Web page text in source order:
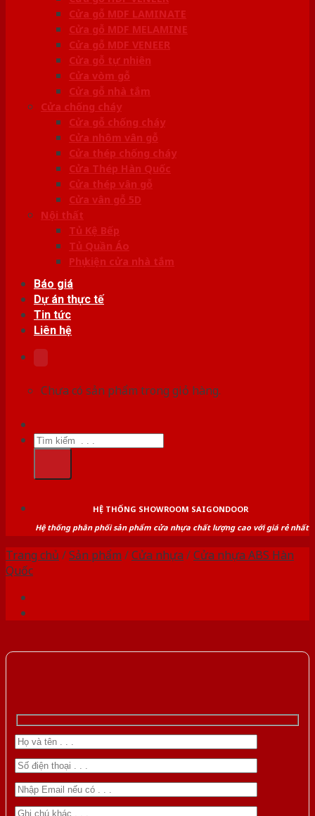
Cửa gỗ MDF LAMINATE
Cửa gỗ MDF MELAMINE
Cửa gỗ MDF VENEER
Cửa gỗ tự nhiên
Cửa vòm gỗ
Cửa gỗ nhà tắm
Cửa chống cháy
Cửa gỗ chống cháy
Cửa nhôm vân gỗ
Cửa thép chống cháy
Cửa Thép Hàn Quốc
Cửa thép vân gỗ
Cửa vân gỗ 5D
Nội thất
Tủ Kệ Bếp
Tủ Quần Áo
Phụ kiện cửa nhà tắm
Báo giá
Dự án thực tế
Tin tức
Liên hệ
Chưa có sản phẩm trong giỏ hàng.
Tìm
kiếm:
HỆ THỐNG SHOWROOM SAIGONDOOR
Hệ thống phân phối sản phẩm cửa nhựa chất lượng cao với giá rẻ nhất
Trang chủ /Sản phẩm /Cửa nhựa /Cửa nhựa ABS Hàn
Quốc